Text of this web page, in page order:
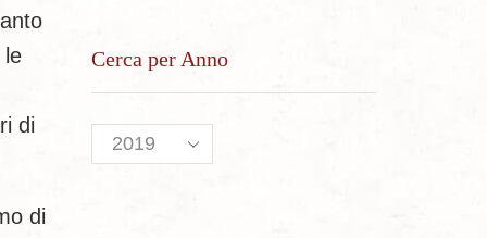
le
di
di
Cerca per Anno